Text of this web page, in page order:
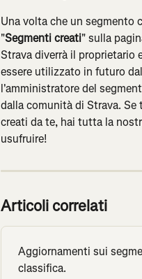
Una volta che un segmento
"Segmenti creati" sulla
Strava diverrà il proprietario
essere utilizzato in futuro
l'amministratore del
dalla comunità di Strava.
creati da te, hai tutta la
usufruire!
Articoli correlati
Aggiornamenti sui
classifica.